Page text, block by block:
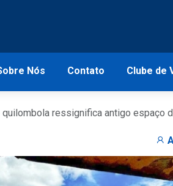
Nós Contato Clube de
ressignifica antigo espaço